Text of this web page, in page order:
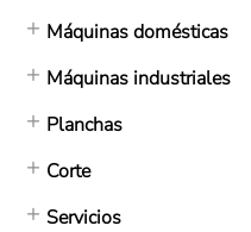
Máquinas domésticas
Máquinas industriales
Planchas
Corte
Servicios